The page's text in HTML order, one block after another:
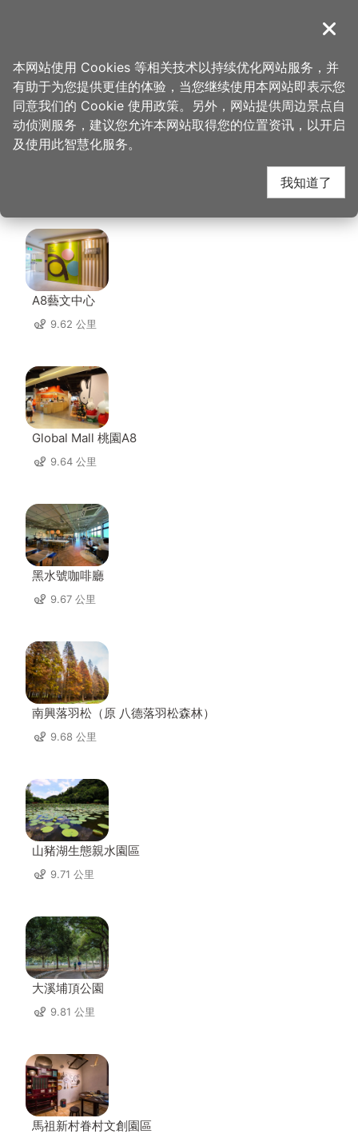
導覽
首页 > 想去的地方 > 住宿 > 绮乐文旅 桃园馆
绮乐文旅 桃园馆 周边
景点
A8藝文中心
9.62 公里
Global Mall 桃園A8
9.64 公里
黑水號咖啡廳
9.67 公里
南興落羽松（原 八德落羽松森林）
9.68 公里
山豬湖生態親水園區
9.71 公里
大溪埔頂公園
9.81 公里
馬祖新村眷村文創園區
关闭
本网站使用 Cookies 等相关技术以持续优化网站服务，并
有助于为您提供更佳的体验，当您继续使用本网站即表示您
同意我们的 Cookie 使用政策。另外，网站提供周边景点自
动侦测服务，建议您允许本网站取得您的位置资讯，以开启
及使用此智慧化服务。
我知道了